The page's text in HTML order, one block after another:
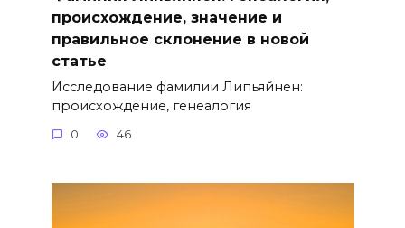
происхождение, значение и
правильное склонение в новой
статье
Исследование фамилии Липьяйнен:
происхождение, генеалогия
0 46